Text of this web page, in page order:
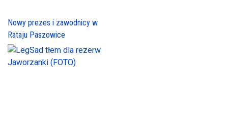
Nowy prezes i zawodnicy w
Rataju Paszowice